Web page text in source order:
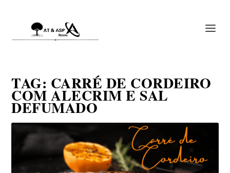
TAG: CARRÉ DE CORDEIRO
COM ALECRIM E SAL
DEFUMADO